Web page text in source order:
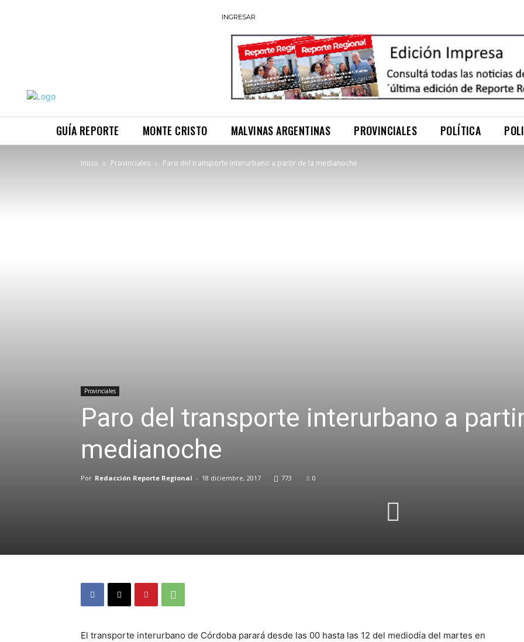
INGRESAR
GUÍA REPORTE MONTE CRISTO MALVINAS ARGENTINAS PROVINCIALES POLÍTICA
Inicio Provinciales Paro del transporte interurbano a partir de la medianoche
Provinciales
Paro del transporte interurbano a
medianoche
Por Redacción Reporte Regional - 18 diciembre, 2017 773 0
El transporte interurbano de Córdoba parará desde las 00 hasta las 12 del mediodía del martes en